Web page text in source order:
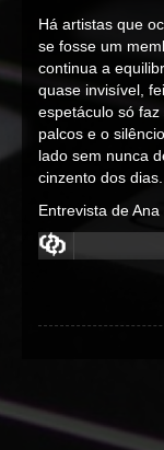
Há artistas que
se fosse um
continua a
quase invisível,
espetáculo só
palcos e o
lado sem nunca
cinzento dos dias.
Entrevista de Ana